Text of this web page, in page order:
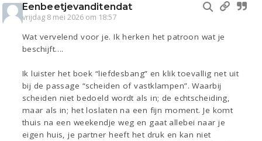
Eenbeetjevanditendat
vrijdag 8 mei 2026 om 18:57
Wat vervelend voor je. Ik herken het patroon wat je
beschijft….
Ik luister het boek “liefdesbang” en klik toevallig net uit
bij de passage “scheiden of vastklampen”. Waarbij
scheiden niet bedoeld wordt als in; de echtscheiding,
maar als in; het loslaten na een fijn moment. Je komt
thuis na een weekendje weg en gaat allebei naar je
eigen huis, je partner heeft het druk en kan niet